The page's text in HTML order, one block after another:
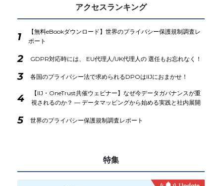
アクセスランキング
1
【無料eBookダウンロード】世界のプライバシー保護規制調査レ
ポート
2 GDPR対応時には、 EU代理人/UK代理人の 選任もお忘れなく！
3 各国のプライバシー法で求められるDPOはIIJにおまかせ！
4
【IIJ・OneTrust共催ウェビナー】なぜ今データガバナンスが重
視されるのか？ ― データマッピングから始める実践と社内展開
5 世界のプライバシー保護規制調査レポート
特集